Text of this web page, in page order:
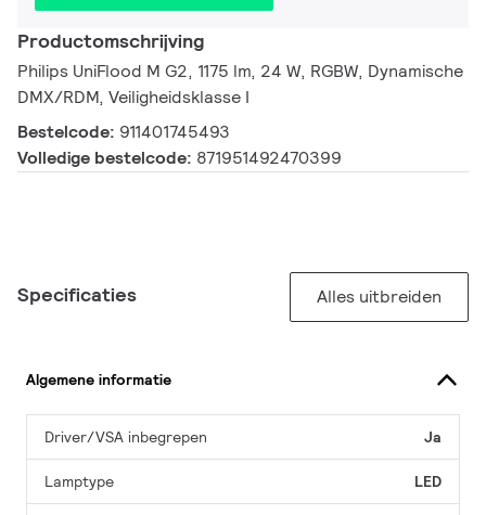
Productomschrijving
Philips UniFlood M G2, 1175 lm, 24 W, RGBW, Dynamische
DMX/RDM, Veiligheidsklasse I
Bestelcode: 911401745493
Volledige bestelcode: 871951492470399
Specificaties Alles uitbreiden
Algemene informatie
Driver/VSA inbegrepen Ja
Lamptype LED